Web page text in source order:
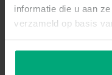
informatie die u aan
verzameld op basis
Recent bekeken